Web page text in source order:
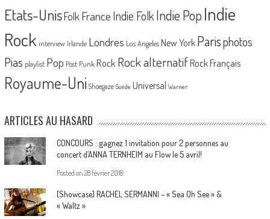
Etats-UnisFolk France Indie FolkIndie PopIndie
Rock interview Irlande Londres Los Angeles New York Parisphotos
Pias playlist Pop Post Punk Rock Rock alternatif Rock Français
Royaume-Uni Shoegaze Suède Universal Warner
ARTICLES AU HASARD
CONCOURS : gagnez 1 invitation pour 2 personnes au
concert d’ANNA TERNHEIM au Flow le 5 avril!
Posted on 28 février 2018
[Showcase] RACHEL SERMANNI – « Sea Oh See » &
« Waltz »